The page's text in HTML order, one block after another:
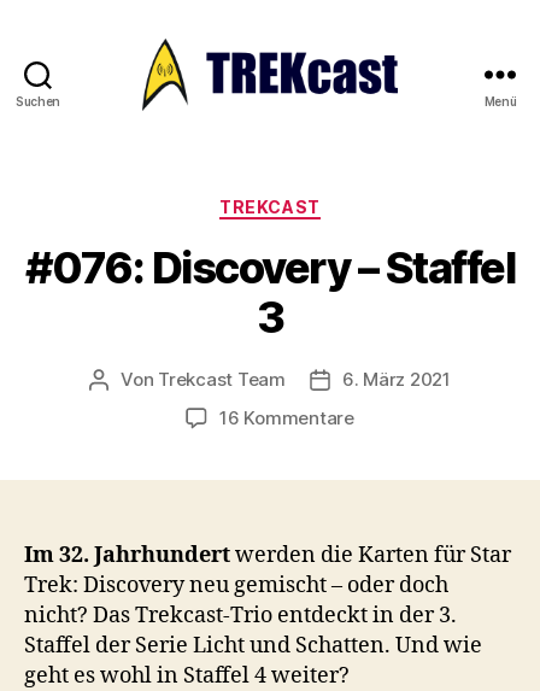
Suchen Menü
Kategorien
TREKCAST
#076: Discovery – Staffel
3
Beitragsautor
Von Trekcast Team Veröffentlichungsdatum
6. März 2021
16 Kommentarezu
3
Im 32. Jahrhundertwerden die Karten für Star
Trek: Discovery neu gemischt – oder doch
nicht? Das Trekcast-Trio entdeckt in der 3.
Staffel der Serie Licht und Schatten. Und wie
geht es wohl in Staffel 4 weiter?